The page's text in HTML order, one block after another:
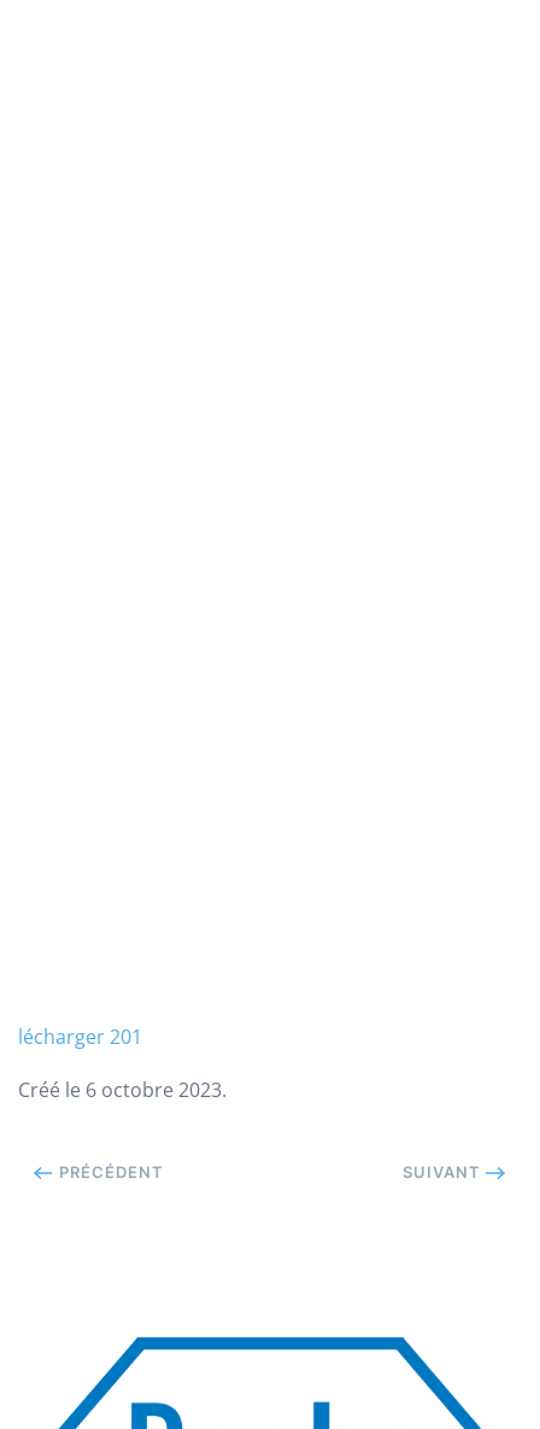
lécharger 201
Créé le 6 octobre 2023.
PRÉCÉDENT SUIVANT